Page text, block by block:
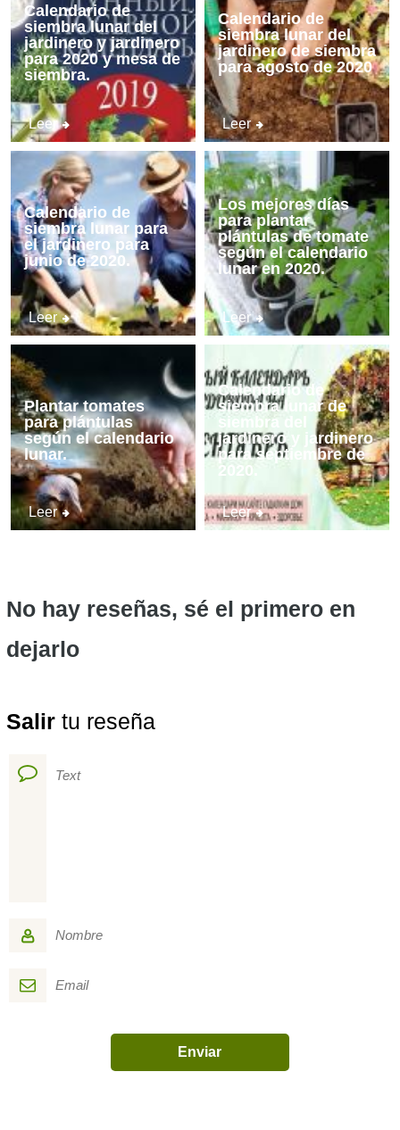
Calendario de
siembra lunar del
jardinero y jardinero
para 2020 y mesa de
siembra.
Leer
Calendario de
siembra lunar del
jardinero de siembra
para agosto de 2020
Leer
Calendario de
siembra lunar para
el jardinero para
junio de 2020.
Leer
Los mejores días
para plantar
plántulas de tomate
según el calendario
lunar en 2020.
Leer
Plantar tomates
para plántulas
según el calendario
lunar.
Leer
Calendario de
siembra lunar de
siembra del
jardinero y jardinero
para septiembre de
2020.
Leer
No hay reseñas, sé el primero en
dejarlo
Salirtu reseña